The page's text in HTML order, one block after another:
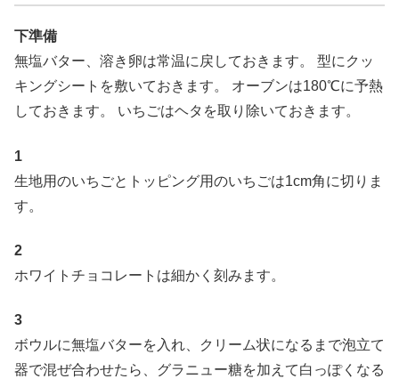
下準備
無塩バター、溶き卵は常温に戻しておきます。 型にクッ
キングシートを敷いておきます。 オーブンは180℃に予熱
しておきます。 いちごはヘタを取り除いておきます。
1
生地用のいちごとトッピング用のいちごは1cm角に切りま
す。
2
ホワイトチョコレートは細かく刻みます。
3
ボウルに無塩バターを入れ、クリーム状になるまで泡立て
器で混ぜ合わせたら、グラニュー糖を加えて白っぽくなる